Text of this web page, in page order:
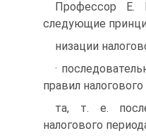
Профессор Е.
следующие
низации
·
правил налогового
та, т. е.
налогового